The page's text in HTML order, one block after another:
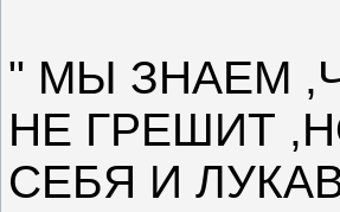
" МЫ ЗНАЕМ
НЕ ГРЕШИТ
СЕБЯ И